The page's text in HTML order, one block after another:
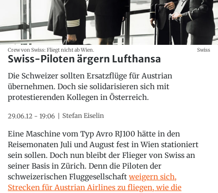
Crew von Swiss: Fliegt nicht ab Wien. Swiss
Swiss-Piloten ärgern Lufthansa
Die Schweizer sollten Ersatzflüge für Austrian
übernehmen. Doch sie solidarisieren sich mit
protestierenden Kollegen in Österreich.
29.06.12 - 19:06 Stefan Eiselin
Eine Maschine vom Typ Avro RJ100 hätte in den
Reisemonaten Juli und August fest in Wien stationiert
sein sollen. Doch nun bleibt der Flieger von Swiss an
seiner Basis in Zürich. Denn die Piloten der
schweizerischen Fluggesellschaft weigern sich,
Strecken für Austrian Airlines zu fliegen, wie die